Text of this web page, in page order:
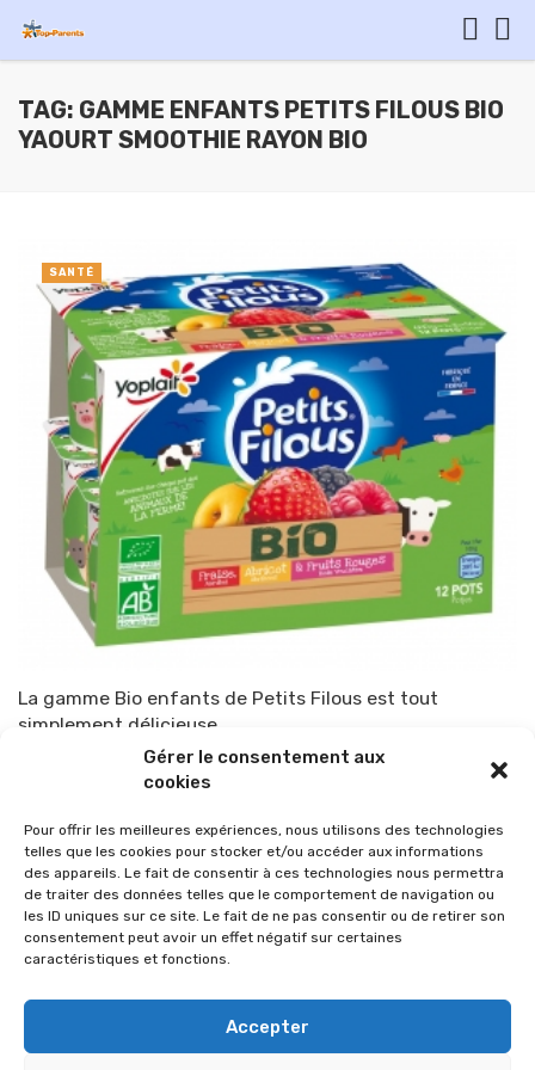
Gérer le consentement aux
cookies
Pour offrir les meilleures expériences, nous utilisons des technologies
telles que les cookies pour stocker et/ou accéder aux informations
des appareils. Le fait de consentir à ces technologies nous permettra
de traiter des données telles que le comportement de navigation ou
les ID uniques sur ce site. Le fait de ne pas consentir ou de retirer son
consentement peut avoir un effet négatif sur certaines
caractéristiques et fonctions.
Accepter
TAG: GAMME ENFANTS PETITS FILOUS BIO
YAOURT SMOOTHIE RAYON BIO
La gamme Bio enfants de Petits Filous est tout
simplement délicieuse
TOP-PARENTS 26 mai 2018
SANTÉ